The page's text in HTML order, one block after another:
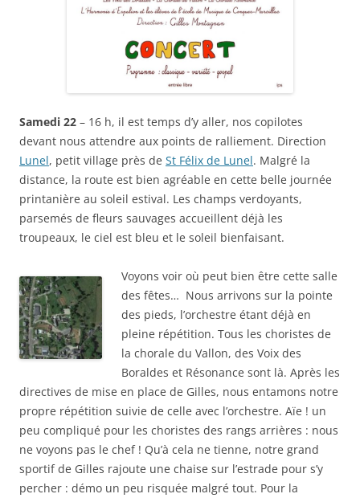
Samedi 22 – 16 h, il est temps d’y aller, nos copilotes
devant nous attendre aux points de ralliement. Direction
Lunel, petit village près de St Félix de Lunel. Malgré la
distance, la route est bien agréable en cette belle journée
printanière au soleil estival. Les champs verdoyants,
parsemés de fleurs sauvages accueillent déjà les
troupeaux, le ciel est bleu et le soleil bienfaisant.
Voyons voir où peut bien être cette salle
des fêtes… Nous arrivons sur la pointe
des pieds, l’orchestre étant déjà en
pleine répétition. Tous les choristes de
la chorale du Vallon, des Voix des
Boraldes et Résonance sont là. Après les
directives de mise en place de Gilles, nous entamons notre
propre répétition suivie de celle avec l’orchestre. Aïe ! un
peu compliqué pour les choristes des rangs arrières : nous
ne voyons pas le chef ! Qu’à cela ne tienne, notre grand
sportif de Gilles rajoute une chaise sur l’estrade pour s’y
percher : démo un peu risquée malgré tout. Pour la